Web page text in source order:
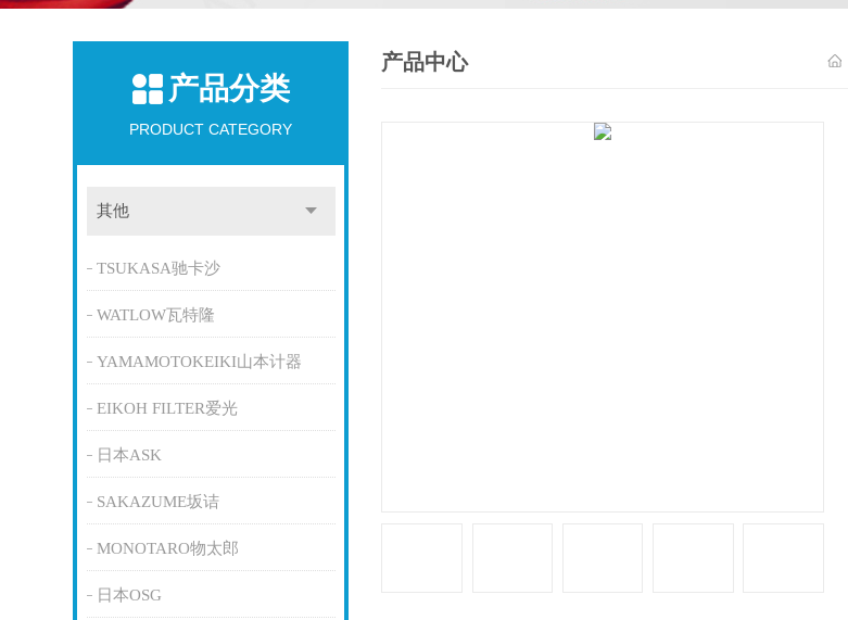
产品分类
PRODUCT CATEGORY
其他
TSUKASA驰卡沙
WATLOW瓦特隆
YAMAMOTOKEIKI山本计器
EIKOH FILTER爱光
日本ASK
SAKAZUME坂诘
MONOTARO物太郎
日本OSG
产品中心